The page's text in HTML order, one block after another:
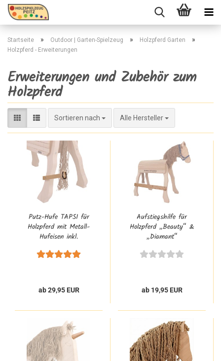
Startseite » Outdoor | Garten-Spielzeug » Holzpferd Garten »
Holzpferd - Erweiterungen
Erweiterungen und Zubehör zum
Holzpferd
Sortieren nach
Sortieren nach Alle Hersteller
Putz-Hufe TAPSI für
Holzpferd mit Metall-
Hufeisen inkl.
Bewegliches Bein |
ab 29,95 EUR
Aufstiegshilfe für
Holzpferd „Beauty“ &
„Diamant“
ab 19,95 EUR